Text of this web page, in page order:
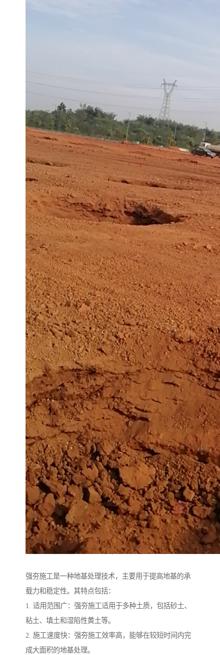
强夯施工是一种地基处理技术，主要用于提高地基的承
载力和稳定性。其特点包括：
1. 适用范围广：强夯施工适用于多种土质，包括砂土、
粘土、填土和湿陷性黄土等。
2. 施工速度快：强夯施工效率高，能够在较短时间内完
成大面积的地基处理。